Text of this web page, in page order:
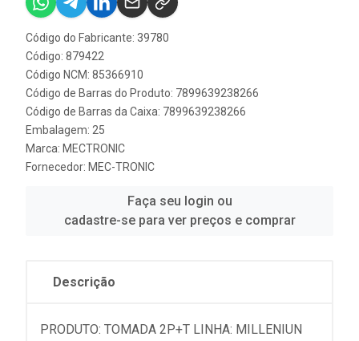
Código do Fabricante: 39780
Código: 879422
Código NCM: 85366910
Código de Barras do Produto: 7899639238266
Código de Barras da Caixa: 7899639238266
Embalagem: 25
Marca: MECTRONIC
Fornecedor: MEC-TRONIC
Faça seu login ou
cadastre-se para ver preços e comprar
Descrição
PRODUTO: TOMADA 2P+T LINHA: MILLENIUN